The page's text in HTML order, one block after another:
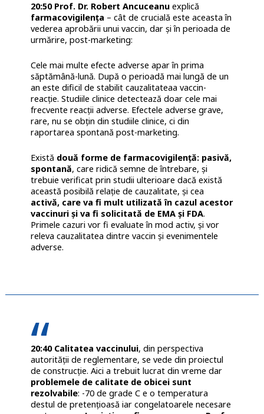
20:50 Prof. Dr. Robert Ancuceanuexplică
farmacovigilența – cât de crucială este aceasta în
vederea aprobării unui vaccin, dar și în perioada de
urmărire, post-marketing:
Cele mai multe efecte adverse apar în prima
săptămână-lună. După o perioadă mai lungă de un
an este dificil de stabilit cauzalitateaa vaccin-
reacție. Studiile clinice detectează doar cele mai
frecvente reacții adverse. Efectele adverse grave,
rare, nu se obțin din studiile clinice, ci din
raportarea spontană post-marketing.
Există două forme de farmacovigilență: pasivă,
spontană, care ridică semne de întrebare, și
trebuie verificat prin studii ulterioare dacă există
această posibilă relație de cauzalitate, și cea
activă, care va fi mult utilizată în cazul acestor
vaccinuri și va fi solicitată de EMA și FDA.
Primele cazuri vor fi evaluate în mod activ, și vor
releva cauzalitatea dintre vaccin și evenimentele
adverse.
20:40 Calitatea vaccinului, din perspectiva
autorității de reglementare, se vede din proiectul
de construcție. Aici a trebuit lucrat din vreme dar
problemele de calitate de obicei sunt
rezolvabile: -70 de grade C e o temperatura
destul de pretențioasă iar congelatoarele necesare